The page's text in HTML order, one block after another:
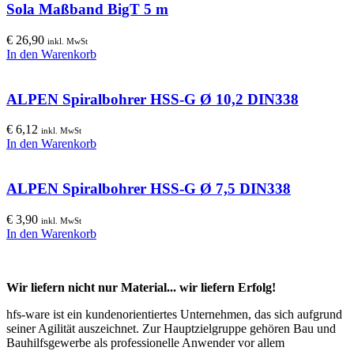
Sola Maßband BigT 5 m
€ 26,90 inkl. MwSt
In den Warenkorb
ALPEN Spiralbohrer HSS-G Ø 10,2 DIN338
€ 6,12 inkl. MwSt
In den Warenkorb
ALPEN Spiralbohrer HSS-G Ø 7,5 DIN338
€ 3,90 inkl. MwSt
In den Warenkorb
Wir liefern nicht nur Material... wir liefern Erfolg!
hfs-ware ist ein kundenorientiertes Unternehmen, das sich aufgrund
seiner Agilität auszeichnet. Zur Hauptzielgruppe gehören Bau und
Bauhilfsgewerbe als professionelle Anwender vor allem